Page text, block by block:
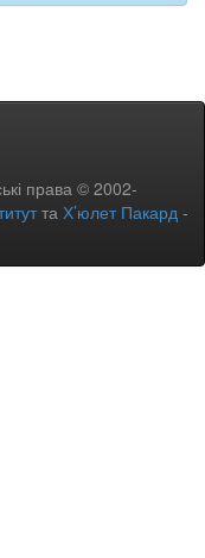
права © 2002-
та Х’юлет Пакард -